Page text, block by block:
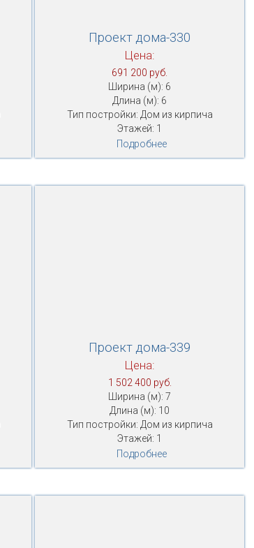
Проект дома-330
Цена:
691 200 руб.
Ширина (м): 6
Длина (м): 6
Тип постройки: Дом из кирпича
Этажей: 1
Подробнее
Проект дома-339
Цена:
1 502 400 руб.
Ширина (м): 7
Длина (м): 10
Тип постройки: Дом из кирпича
Этажей: 1
Подробнее